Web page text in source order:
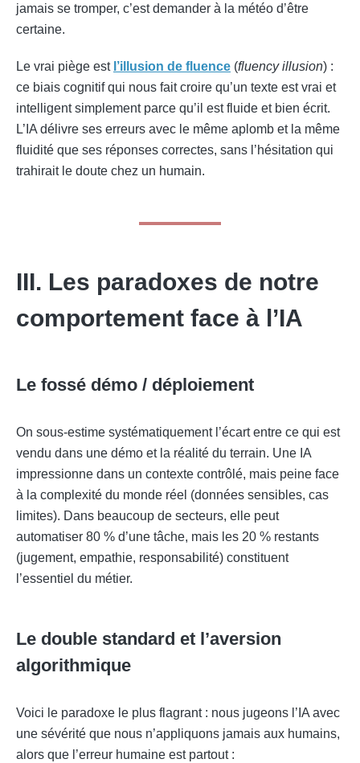
jamais se tromper, c’est demander à la météo d’être
certaine.
Le vrai piège est l’illusion de fluence (fluency illusion) :
ce biais cognitif qui nous fait croire qu’un texte est vrai et
intelligent simplement parce qu’il est fluide et bien écrit.
L’IA délivre ses erreurs avec le même aplomb et la même
fluidité que ses réponses correctes, sans l’hésitation qui
trahirait le doute chez un humain.
III. Les paradoxes de notre
comportement face à l’IA
Le fossé démo / déploiement
On sous-estime systématiquement l’écart entre ce qui est
vendu dans une démo et la réalité du terrain. Une IA
impressionne dans un contexte contrôlé, mais peine face
à la complexité du monde réel (données sensibles, cas
limites). Dans beaucoup de secteurs, elle peut
automatiser 80 % d’une tâche, mais les 20 % restants
(jugement, empathie, responsabilité) constituent
l’essentiel du métier.
Le double standard et l’aversion
algorithmique
Voici le paradoxe le plus flagrant : nous jugeons l’IA avec
une sévérité que nous n’appliquons jamais aux humains,
alors que l’erreur humaine est partout :